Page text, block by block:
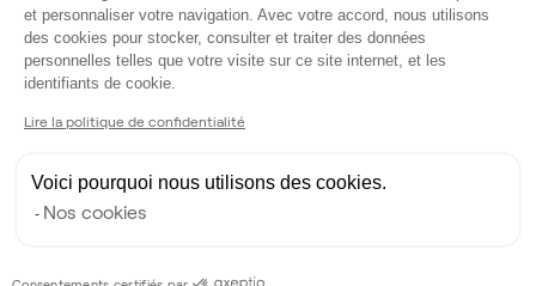
personnalisée
et personnaliser votre navigation. Avec votre accord, nous utilisons
des cookies pour stocker, consulter et traiter des données
personnelles telles que votre visite sur ce site internet, et les
identifiants de cookie.
Lire la politique de confidentialité
Voici pourquoi nous utilisons des cookies.
Nos cookies